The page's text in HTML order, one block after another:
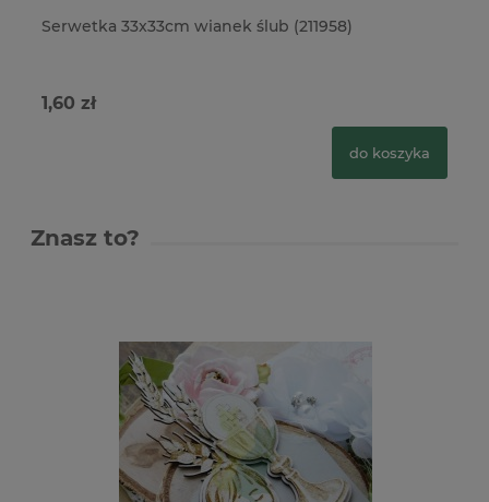
Serwetka 33x33cm wianek ślub (211958)
1,60 zł
do koszyka
Znasz to?